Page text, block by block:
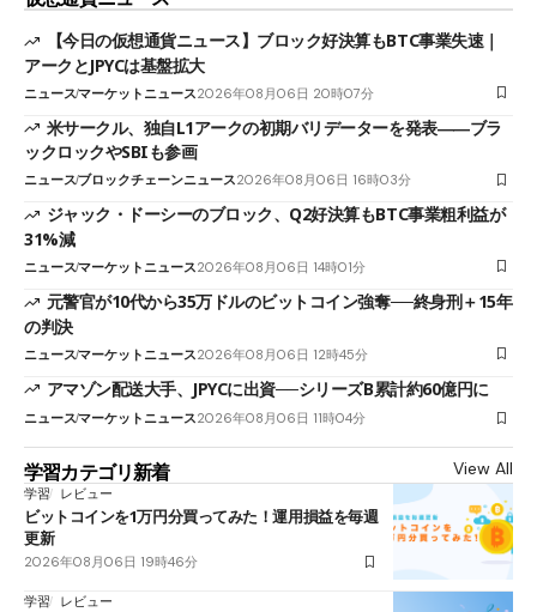
【今日の仮想通貨ニュース】ブロック好決算もBTC事業失速｜
アークとJPYCは基盤拡大
ニュースマーケットニュース2026年08月06日 20時07分
米サークル、独自L1アークの初期バリデーターを発表――ブラ
ックロックやSBIも参画
ニュースブロックチェーンニュース2026年08月06日 16時03分
ジャック・ドーシーのブロック、Q2好決算もBTC事業粗利益が
31%減
ニュースマーケットニュース2026年08月06日 14時01分
元警官が10代から35万ドルのビットコイン強奪──終身刑＋15年
の判決
ニュースマーケットニュース2026年08月06日 12時45分
アマゾン配送大手、JPYCに出資──シリーズB累計約60億円に
ニュースマーケットニュース2026年08月06日 11時04分
学習カテゴリ新着 View All
学習 レビュー
ビットコインを1万円分買ってみた！運用損益を毎週
更新
2026年08月06日 19時46分
学習 レビュー